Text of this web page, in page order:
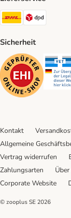
DHL Shipping
Sicherheit
Security
Kontakt
Allgemeine
Vertrag widerrufen
Zahlungsarten
Corporate Website
© zooplus SE 2026